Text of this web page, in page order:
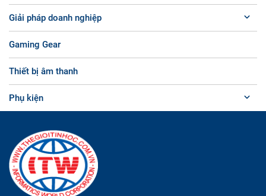
Giải pháp doanh nghiệp
Gaming Gear
Thiết bị âm thanh
Phụ kiện